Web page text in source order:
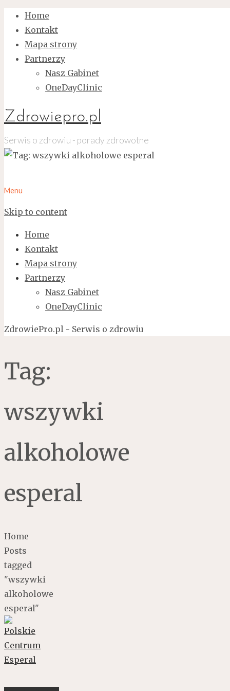
Home
Kontakt
Mapa strony
Partnerzy
Nasz Gabinet
OneDayClinic
Zdrowiepro.pl
Serwis o zdrowiu - porady zdrowotne
Menu
Skip to content
Home
Kontakt
Mapa strony
Partnerzy
Nasz Gabinet
OneDayClinic
ZdrowiePro.pl - Serwis o zdrowiu
Tag:
wszywki
alkoholowe
esperal
Home
Posts
tagged
"wszywki
alkoholowe
esperal"